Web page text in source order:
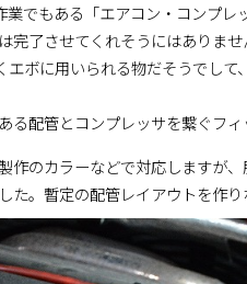
でもある「エアコン・コンプ
了させてくれそうにはありませ
ボに用いられる物だそうでし
配管とコンプレッサを繋ぐフィ
作のカラーなどで対応しますが
。暫定の配管レイアウトを作